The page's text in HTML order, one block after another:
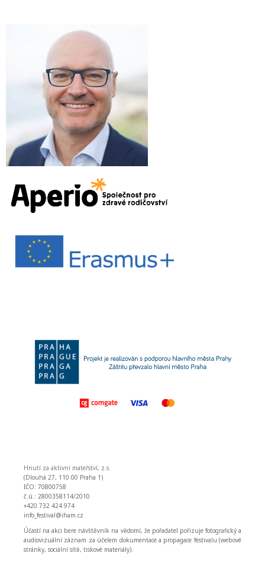
Hnutí za aktivní mateřství, z.s.
(Dlouhá 27, 110 00 Praha 1)
IČO: 70800758
č.ú.: 2800358114/2010
+420 732 424 974
info_festival@iham.cz
Účastí na akci bere návštěvník na vědomí, že pořadatel pořizuje fotografický a
audiovizuální záznam za účelem dokumentace a propagace festivalu (webové
stránky, sociální sítě, tiskové materiály).